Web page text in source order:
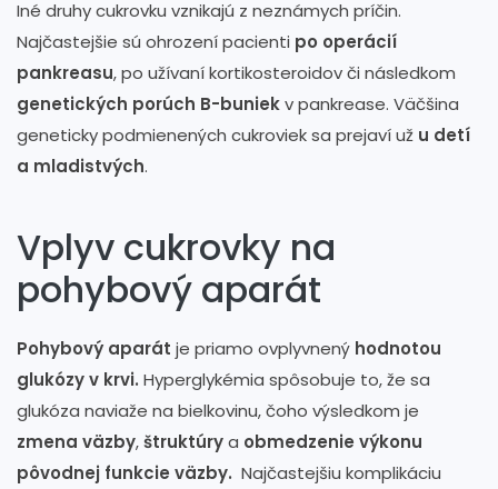
Iné druhy cukrovku vznikajú z neznámych príčin.
Najčastejšie sú ohrození pacienti po operácií
pankreasu, po užívaní kortikosteroidov či následkom
genetických porúch B-buniekv pankrease. Väčšina
geneticky podmienených cukroviek sa prejaví už u detí
a mladistvých.
Vplyv cukrovky na
pohybový aparát
Pohybový aparát je priamo ovplyvnený hodnotou
glukózy v krvi. Hyperglykémia spôsobuje to, že sa
glukóza naviaže na bielkovinu, čoho výsledkom je
zmena väzby,štruktúrya obmedzenie výkonu
pôvodnej funkcie väzby. Najčastejšiu komplikáciu